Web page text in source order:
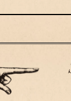
place de ce
🙏🏻